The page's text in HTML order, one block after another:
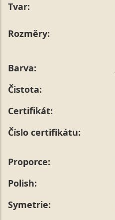
Tvar:
Rozměry:
Barva:
Čistota:
Certifikát:
Číslo certifikátu:
Proporce:
Polish:
Symetrie: